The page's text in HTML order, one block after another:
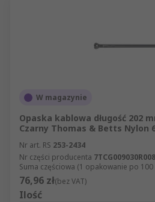
W magazynie
Opaska kablowa długość 202
Czarny Thomas & Betts Nylon
Nr art. RS 253-2434
Nr części producenta
Suma częściowa (1 opakowanie po
76,96 zł(bez VAT)
Ilość